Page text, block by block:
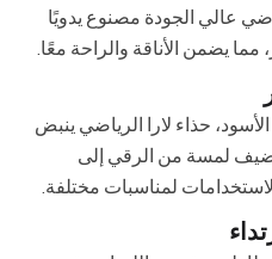
عالي الجودة مصنوع يدويًا
مما يضمن الأناقة والراحة معًا.
حذاء لارا الرياضي ينبض
يضيف لمسة من الرقي إلى
لمناسبات مختلفة.